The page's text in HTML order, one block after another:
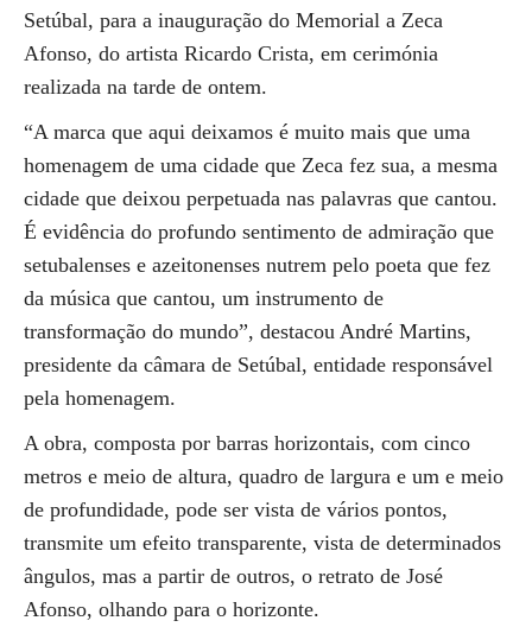
Setúbal, para a inauguração do Memorial a Zeca
Afonso, do artista Ricardo Crista, em cerimónia
realizada na tarde de ontem.
“A marca que aqui deixamos é muito mais que uma
homenagem de uma cidade que Zeca fez sua, a mesma
cidade que deixou perpetuada nas palavras que cantou.
É evidência do profundo sentimento de admiração que
setubalenses e azeitonenses nutrem pelo poeta que fez
da música que cantou, um instrumento de
transformação do mundo”, destacou André Martins,
presidente da câmara de Setúbal, entidade responsável
pela homenagem.
A obra, composta por barras horizontais, com cinco
metros e meio de altura, quadro de largura e um e meio
de profundidade, pode ser vista de vários pontos,
transmite um efeito transparente, vista de determinados
ângulos, mas a partir de outros, o retrato de José
Afonso, olhando para o horizonte.